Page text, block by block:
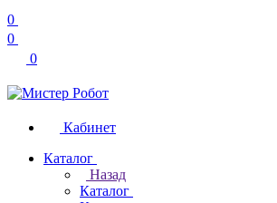
0
0
0
Кабинет
Каталог
Назад
Каталог